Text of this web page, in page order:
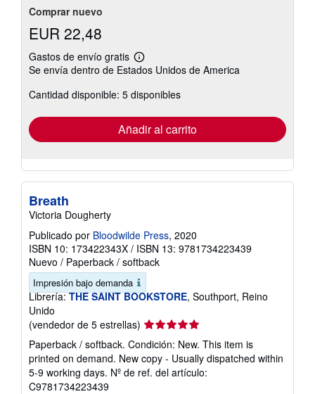
Comprar nuevo
EUR 22,48
Gastos de envío gratis
Más
información
las
tarifas
envío
Se envía dentro de Estados Unidos de America
Cantidad disponible: 5 disponibles
Añadir al carrito
Breath
Victoria Dougherty
Publicado por Bloodwilde Press, 2020
ISBN 10: 173422343X / ISBN 13: 9781734223439
Nuevo / Paperback / softback
Impresión bajo demanda
Librería: THE SAINT BOOKSTORE, Southport, Reino
Unido
(vendedor de 5 estrellas) Calificación
del
vendedor:
5
de
Paperback / softback. Condición: New. This item is
printed on demand. New copy - Usually dispatched within
5-9 working days. Nº de ref. del artículo:
C9781734223439